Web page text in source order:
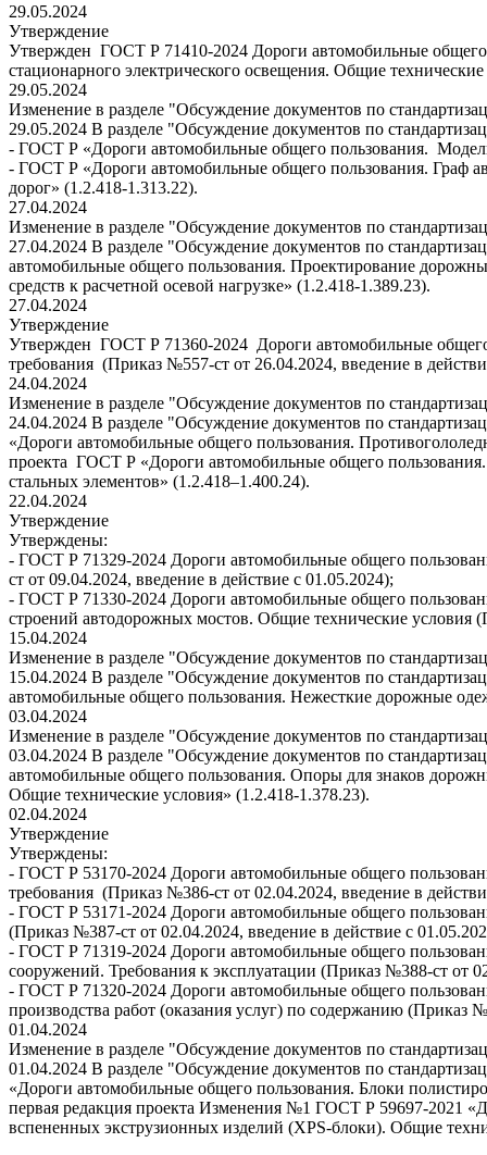
29.05.2024
Утверждение
Утвержден ГОСТ Р 71410-2024 Дороги автомобильные
стационарного электрического освещения. Общие
29.05.2024
Изменение в разделе "Обсуждение документов по
29.05.2024 В разделе "Обсуждение документов по
- ГОСТ Р «Дороги автомобильные общего пользования.
- ГОСТ Р «Дороги автомобильные общего пользования. Граф
дорог» (1.2.418-1.313.22).
27.04.2024
Изменение в разделе "Обсуждение документов по
27.04.2024 В разделе "Обсуждение документов по
автомобильные общего пользования. Проектирование
средств к расчетной осевой нагрузке» (1.2.418-1.389.23).
27.04.2024
Утверждение
Утвержден ГОСТ Р 71360-2024 Дороги автомобильные
требования (Приказ №557-ст от 26.04.2024, введение в
24.04.2024
Изменение в разделе "Обсуждение документов по
24.04.2024 В разделе "Обсуждение документов по
«Дороги автомобильные общего пользования.
проекта ГОСТ Р «Дороги автомобильные общего
стальных элементов» (1.2.418–1.400.24).
22.04.2024
Утверждение
Утверждены:
- ГОСТ Р 71329-2024 Дороги автомобильные общего
ст от 09.04.2024, введение в действие с 01.05.2024);
- ГОСТ Р 71330-2024 Дороги автомобильные общего
строений автодорожных мостов. Общие технические условия
15.04.2024
Изменение в разделе "Обсуждение документов по
15.04.2024 В разделе "Обсуждение документов по
автомобильные общего пользования. Нежесткие дорожные
03.04.2024
Изменение в разделе "Обсуждение документов по
03.04.2024 В разделе "Обсуждение документов по
автомобильные общего пользования. Опоры для знаков
Общие технические условия» (1.2.418-1.378.23).
02.04.2024
Утверждение
Утверждены:
- ГОСТ Р 53170-2024 Дороги автомобильные общего
требования (Приказ №386-ст от 02.04.2024, введение в
- ГОСТ Р 53171-2024 Дороги автомобильные общего
(Приказ №387-ст от 02.04.2024, введение в действие с
- ГОСТ Р 71319-2024 Дороги автомобильные общего
сооружений. Требования к эксплуатации (Приказ №388-ст от
- ГОСТ Р 71320-2024 Дороги автомобильные общего
производства работ (оказания услуг) по содержанию (Приказ
01.04.2024
Изменение в разделе "Обсуждение документов по
01.04.2024 В разделе "Обсуждение документов по
«Дороги автомобильные общего пользования. Блоки
первая редакция проекта Изменения №1 ГОСТ Р 59697-2021
вспененных экструзионных изделий (XPS-блоки). Общие